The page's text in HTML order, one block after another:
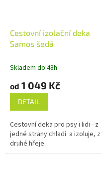
Cestovní izolační deka
Samos šedá
Skladem do 48h
od 1 049 Kč
DETAIL
Cestovní deka pro psy i lidi - z
jedné strany chladí a izoluje, z
druhé hřeje.